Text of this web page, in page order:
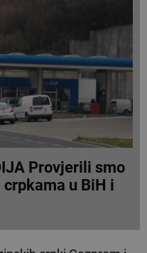
Provjerili smo
u BiH i